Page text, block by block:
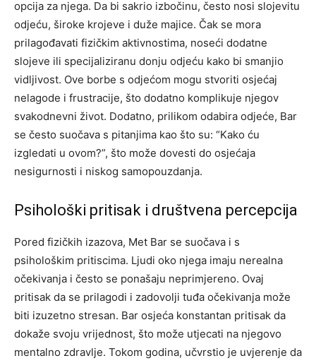
opcija za njega. Da bi sakrio izbočinu, često nosi slojevitu
odjeću, široke krojeve i duže majice. Čak se mora
prilagođavati fizičkim aktivnostima, noseći dodatne
slojeve ili specijaliziranu donju odjeću kako bi smanjio
vidljivost. Ove borbe s odjećom mogu stvoriti osjećaj
nelagode i frustracije, što dodatno komplikuje njegov
svakodnevni život. Dodatno, prilikom odabira odjeće, Bar
se često suočava s pitanjima kao što su: “Kako ću
izgledati u ovom?”, što može dovesti do osjećaja
nesigurnosti i niskog samopouzdanja.
Psihološki pritisak i društvena percepcija
Pored fizičkih izazova, Met Bar se suočava i s
psihološkim pritiscima. Ljudi oko njega imaju nerealna
očekivanja i često se ponašaju neprimjereno. Ovaj
pritisak da se prilagodi i zadovolji tuđa očekivanja može
biti izuzetno stresan. Bar osjeća konstantan pritisak da
dokaže svoju vrijednost, što može utjecati na njegovo
mentalno zdravlje. Tokom godina, učvrstio je uvjerenje da